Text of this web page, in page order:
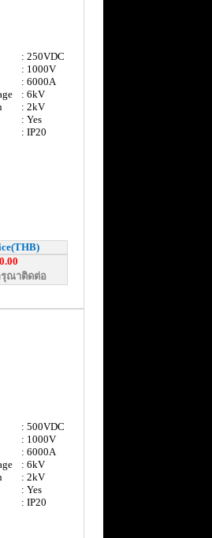
: 250VDC
: 1000V
: 6000A
: 6kV
: 2kV
: Yes
: IP20
รุณาติดต่อ
: 500VDC
: 1000V
: 6000A
: 6kV
: 2kV
: Yes
: IP20